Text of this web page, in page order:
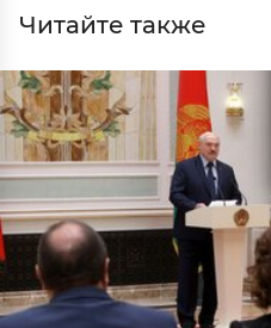
Читайте также